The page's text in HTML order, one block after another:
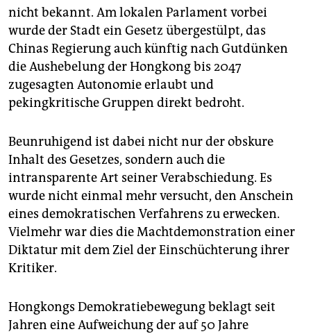
nicht bekannt. Am lokalen Parlament vorbei
wurde der Stadt ein Gesetz übergestülpt, das
Chinas Regierung auch künftig nach Gutdünken
die Aushebelung der Hongkong bis 2047
zugesagten Autonomie erlaubt und
pekingkritische Gruppen direkt bedroht.
Beunruhigend ist dabei nicht nur der obskure
Inhalt des Gesetzes, sondern auch die
intransparente Art seiner Verabschiedung. Es
wurde nicht einmal mehr versucht, den Anschein
eines demokratischen Verfahrens zu erwecken.
Vielmehr war dies die Machtdemonstration einer
Diktatur mit dem Ziel der Einschüchterung ihrer
Kritiker.
Hongkongs Demokratiebewegung beklagt seit
Jahren eine Aufweichung der auf 50 Jahre